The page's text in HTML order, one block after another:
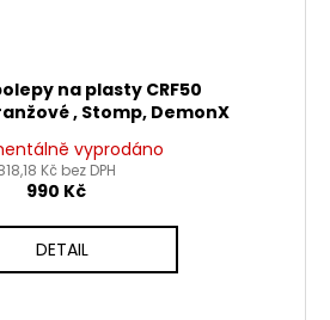
na plasty CRF50
, Stomp, DemonX
vyprodáno
Kč bez DPH
990 Kč
DETAIL